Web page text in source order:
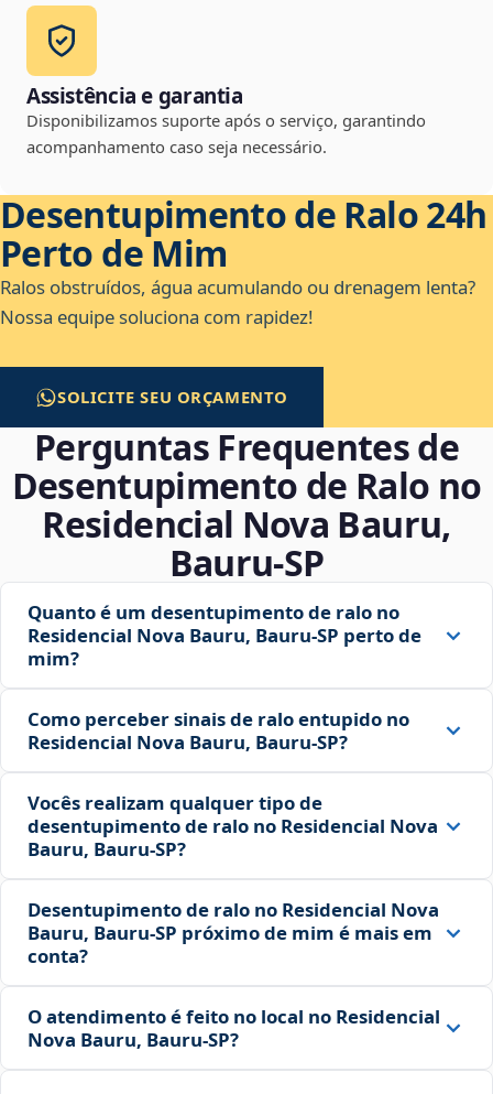
Assistência e garantia
Disponibilizamos suporte após o serviço, garantindo
acompanhamento caso seja necessário.
Desentupimento de Ralo 24h
Perto de Mim
Ralos obstruídos, água acumulando ou drenagem lenta?
Nossa equipe soluciona com rapidez!
SOLICITE SEU ORÇAMENTO
Perguntas Frequentes de
Desentupimento de Ralo no
Residencial Nova Bauru,
Bauru‑SP
Quanto é um desentupimento de ralo no
Residencial Nova Bauru, Bauru‑SP perto de
mim?
Como perceber sinais de ralo entupido no
Residencial Nova Bauru, Bauru‑SP?
Vocês realizam qualquer tipo de
desentupimento de ralo no Residencial Nova
Bauru, Bauru‑SP?
Desentupimento de ralo no Residencial Nova
Bauru, Bauru‑SP próximo de mim é mais em
conta?
O atendimento é feito no local no Residencial
Nova Bauru, Bauru‑SP?